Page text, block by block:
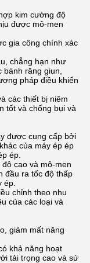
kim cường độ
được mô-men
gia công chính xác
chẳng hạn như
răng giun,
pháp điều khiển
các thiết bị niêm
tốt và chống bụi và
được cung cấp bởi
của máy ép ép
ép.
cao và mô-men
đầu ra tốc độ thấp
ép.
chỉnh theo nhu
của các loại và
giảm mất năng
khả năng hoạt
tải trọng cao và sử